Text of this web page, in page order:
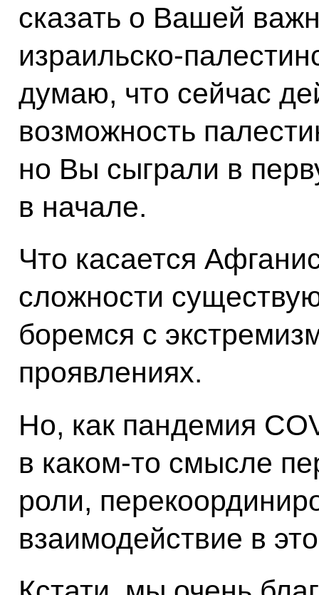
сказать о Вашей
израильско-
думаю, что сейчас
возможность
но Вы сыграли в
в начале.
Что касается
сложности
боремся с
проявлениях.
Но, как пандемия
в каком-то смысле
роли,
взаимодействие в